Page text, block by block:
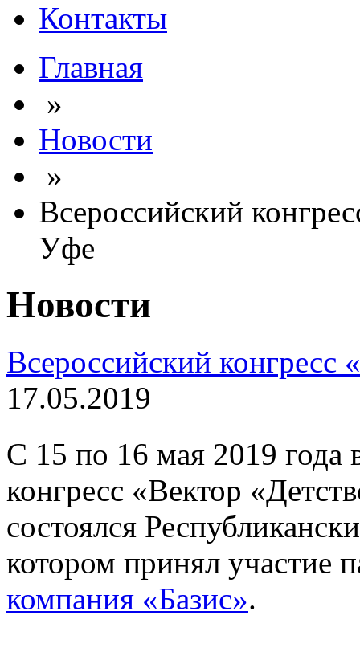
Контакты
Главная
»
Новости
»
Всероссийский
Уфе
Новости
Всероссийский конгресс
17.05.2019
С 15 по 16 мая 2019 года
конгресс «Вектор
состоялся
котором принял участие
компания «Базис».